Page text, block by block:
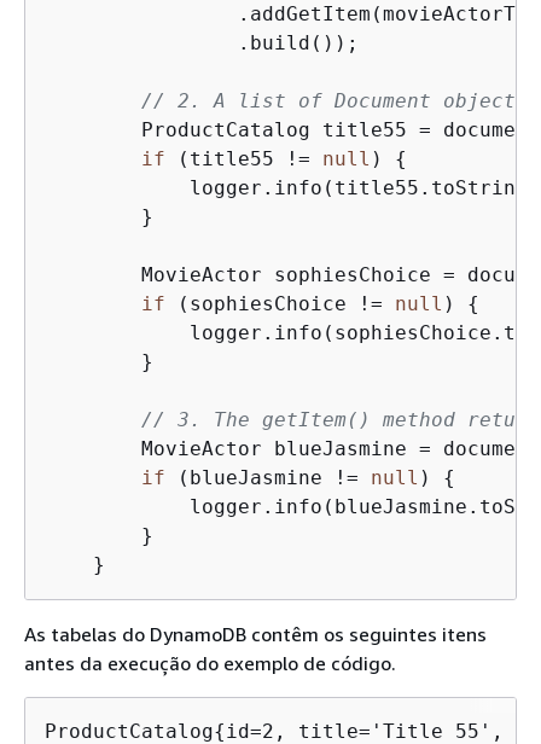
                .build());
// 2. A list of Document objects
ProductCatalog title55 =
if (title55 != null ) {
        }
MovieActor sophiesChoice =
if (sophiesChoice != null ) {
        }
// 3. The getItem() method
MovieActor blueJasmine =
if (blueJasmine != null ) {
        }
    }
As tabelas do DynamoDB contêm os seguintes itens
antes da execução do exemplo de código.
ProductCatalog{ id=2, title='Title 55',